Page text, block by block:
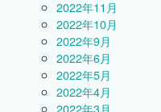
2022年11月
2022年10月
2022年9月
2022年6月
2022年5月
2022年4月
2022年3月